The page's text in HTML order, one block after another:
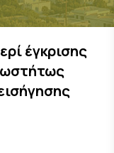
έγκρισης